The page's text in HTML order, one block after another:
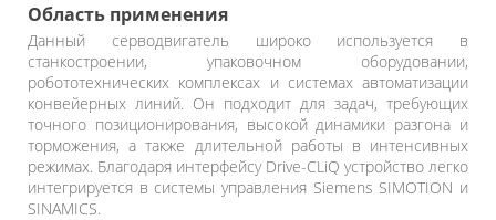
Область применения
Данный серводвигатель широко используется в
станкостроении, упаковочном оборудовании,
робототехнических комплексах и системах автоматизации
конвейерных линий. Он подходит для задач, требующих
точного позиционирования, высокой динамики разгона и
торможения, а также длительной работы в интенсивных
режимах. Благодаря интерфейсу Drive-CLiQ устройство легко
интегрируется в системы управления Siemens SIMOTION и
SINAMICS.